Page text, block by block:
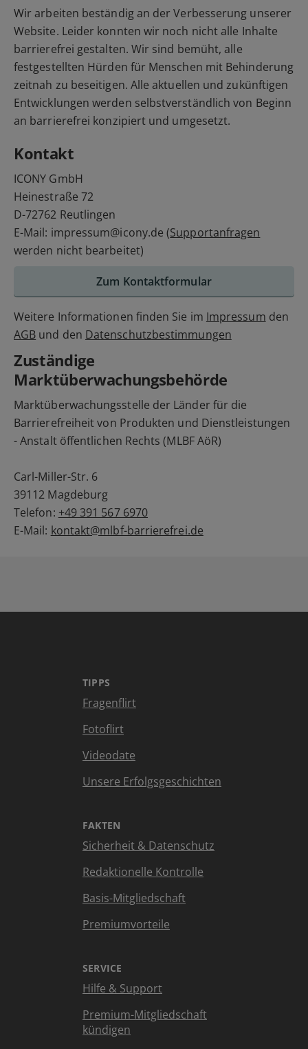
Wir arbeiten beständig an der Verbesserung unserer
Website. Leider konnten wir noch nicht alle Inhalte
barrierefrei gestalten. Wir sind bemüht, alle
festgestellten Hürden für Menschen mit Behinderung
zeitnah zu beseitigen. Alle aktuellen und zukünftigen
Entwicklungen werden selbstverständlich von Beginn
an barrierefrei konzipiert und umgesetzt.
Kontakt
ICONY GmbH
Heinestraße 72
D-72762 Reutlingen
E-Mail: impressum@icony.de (Supportanfragen
werden nicht bearbeitet)
Zum Kontaktformular
Weitere Informationen finden Sie im Impressum den
AGB und den Datenschutzbestimmungen
Zuständige
Marktüberwachungsbehörde
Marktüberwachungsstelle der Länder für die
Barrierefreiheit von Produkten und Dienstleistungen
- Anstalt öffentlichen Rechts (MLBF AöR)
Carl-Miller-Str. 6
39112 Magdeburg
Telefon: +49 391 567 6970
E-Mail: kontakt@mlbf-barrierefrei.de
TIPPS
Fragenflirt
Fotoflirt
Videodate
Unsere Erfolgsgeschichten
FAKTEN
Sicherheit & Datenschutz
Redaktionelle Kontrolle
Basis-Mitgliedschaft
Premiumvorteile
SERVICE
Hilfe & Support
Premium-Mitgliedschaft
kündigen